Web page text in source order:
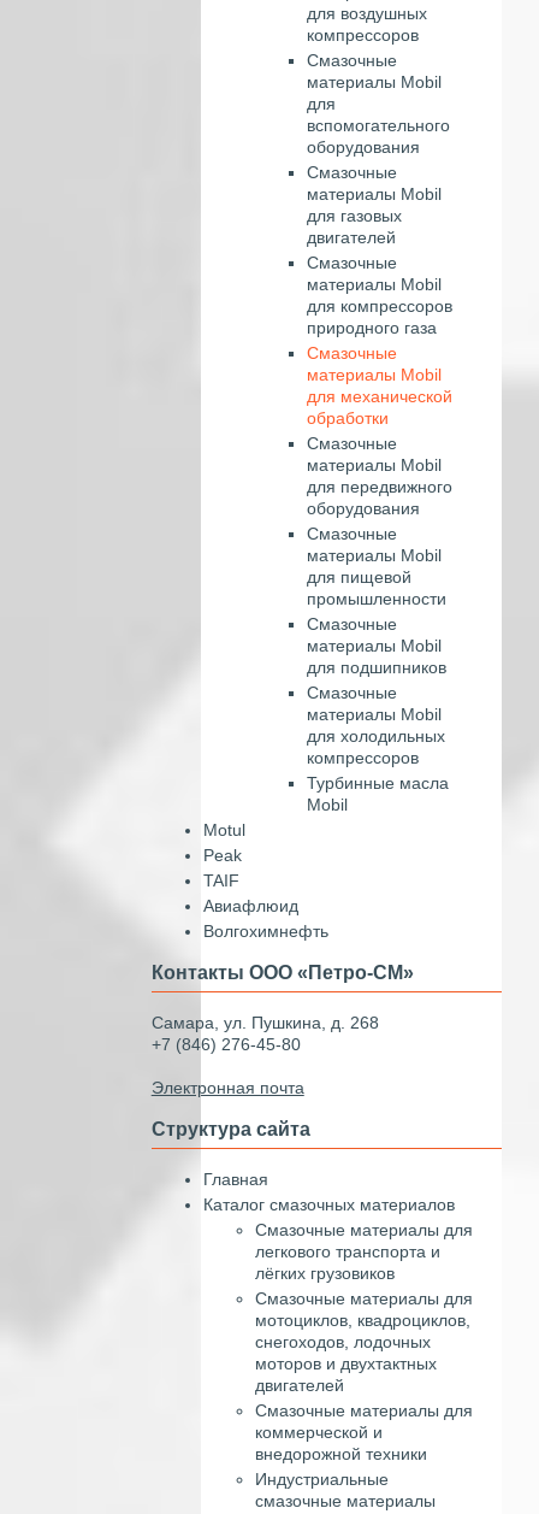
для воздушных
компрессоров
Смазочные
материалы Mobil
для
вспомогательного
оборудования
Смазочные
материалы Mobil
для газовых
двигателей
Смазочные
материалы Mobil
для компрессоров
природного газа
Смазочные
материалы Mobil
для механической
обработки
Смазочные
материалы Mobil
для передвижного
оборудования
Смазочные
материалы Mobil
для пищевой
промышленности
Смазочные
материалы Mobil
для подшипников
Смазочные
материалы Mobil
для холодильных
компрессоров
Турбинные масла
Mobil
Motul
Peak
TAIF
Авиафлюид
Волгохимнефть
Контакты ООО «Петро-СМ»
Самара, ул. Пушкина, д. 268
+7 (846) 276-45-80
Электронная почта
Структура сайта
Главная
Каталог смазочных материалов
Смазочные материалы для
легкового транспорта и
лёгких грузовиков
Смазочные материалы для
мотоциклов, квадроциклов,
снегоходов, лодочных
моторов и двухтактных
двигателей
Смазочные материалы для
коммерческой и
внедорожной техники
Индустриальные
смазочные материалы